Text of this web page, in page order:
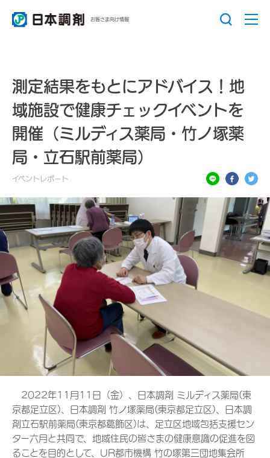
お客さま向け情報
測定結果をもとにアドバイス！地
域施設で健康チェックイベントを
開催（ミルディス薬局・竹ノ塚薬
局・立石駅前薬局）
イベントレポート
2022年11月11日（金）、日本調剤 ミルディス薬局(東
京都足立区)、日本調剤 竹ノ塚薬局(東京都足立区)、日本調
剤立石駅前薬局(東京都葛飾区)は、足立区地域包括支援セン
ター六月と共同で、地域住民の皆さまの健康意識の促進を図
ることを目的として、UR都市機構 竹の塚第三団地集会所